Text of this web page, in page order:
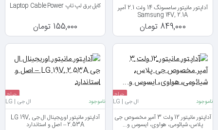
آداپتور مانیتور سامسونگ 14 ولت 2.1 آمپر
Samsung 14V, 2.1A
849,000 تومان
کابل برق لپ تاپ Laptop Cable Power
155,000 تومان
حراج
ناموجود
ال جی | LG
آداپتور مانیتور 12 ولت 3 آمپر مخصوص جی
پلاس، شیائومی، هواوی، ایسوس و...
حراج
ناموجود
ال جی | LG
آداپتور مانیتور اوریجینال ال جی LG 19V,
2.53A – اصل و استاندارد